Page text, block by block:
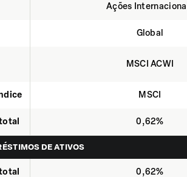
Ações
Global
MSCI ACWI
MSCI
0,62%
DE ATIVOS
0,62%